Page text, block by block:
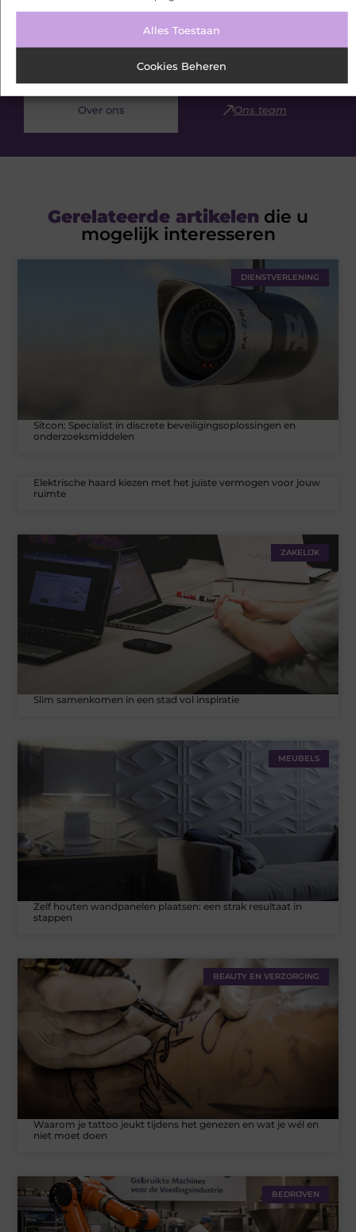
Alles Toestaan
Cookies Beheren
wilt starten, bij ons ben je op de juiste plaats. Heb je
interesse om zelf te bloggen? Neem dan contact met
ons op en sluit je aan bij onze community.
Over ons Ons team
Gerelateerde artikelen die u
mogelijk interesseren
DIENSTVERLENING
Sitcon: Specialist in discrete beveiligingsoplossingen en
onderzoeksmiddelen
Elektrische haard kiezen met het juiste vermogen voor jouw
ruimte
ZAKELIJK
Slim samenkomen in een stad vol inspiratie
MEUBELS
Zelf houten wandpanelen plaatsen: een strak resultaat in
stappen
BEAUTY EN VERZORGING
Waarom je tattoo jeukt tijdens het genezen en wat je wél en
niet moet doen
BEDRIJVEN